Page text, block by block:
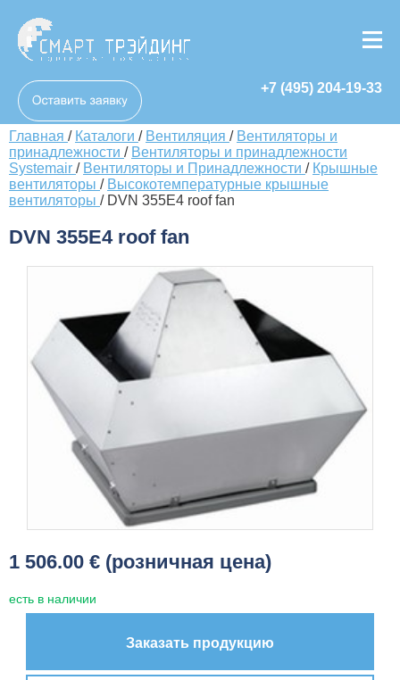
+7 (495) 204-19-33
Главная / Каталоги / Вентиляция / Вентиляторы и
принадлежности / Вентиляторы и принадлежности
Systemair / Вентиляторы и Принадлежности / Крышные
вентиляторы / Высокотемпературные крышные
вентиляторы / DVN 355E4 roof fan
DVN 355E4 roof fan
1 506.00 € (розничная цена)
есть в наличии
Заказать продукцию